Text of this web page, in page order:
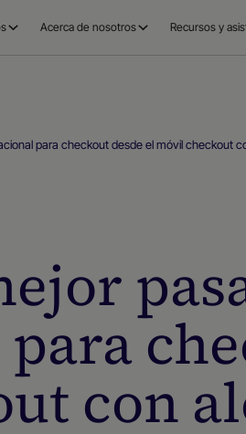
Acerca de nosotros Recursos y
para checkout desde el móvil checkout
con